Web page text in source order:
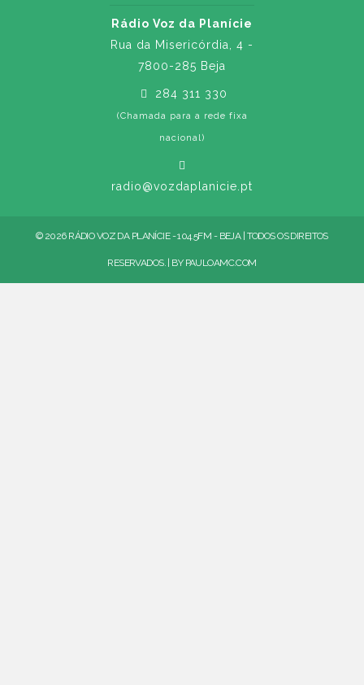
Rádio Voz da Planície
Rua da Misericórdia, 4 -
7800-285 Beja
284 311 330
(Chamada para a rede fixa
nacional)
radio@vozdaplanicie.pt
© 2026 RÁDIO VOZ DA PLANÍCIE - 104.5FM - BEJA | TODOS OS DIREITOS
RESERVADOS. | BY PAULOAMC.COM